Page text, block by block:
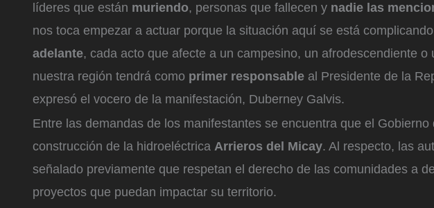
líderes que están muriendo, personas que fallecen y nadie las
nos toca empezar a actuar porque la situación aquí se está
adelante, cada acto que afecte a un campesino, un afrodescendiente o
nuestra región tendrá como primer responsable al Presidente de la
expresó el vocero de la manifestación, Duberney Galvis.
Entre las demandas de los manifestantes se encuentra que el Gobierno
construcción de la hidroeléctrica Arrieros del Micay. Al respecto, las
señalado previamente que respetan el derecho de las comunidades a
proyectos que puedan impactar su territorio.